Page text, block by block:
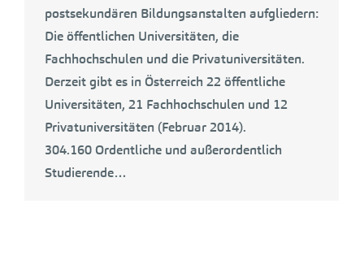
postsekundären Bildungsanstalten aufgliedern:
Die öffentlichen Universitäten, die
Fachhochschulen und die Privatuniversitäten.
Derzeit gibt es in Österreich 22 öffentliche
Universitäten, 21 Fachhochschulen und 12
Privatuniversitäten (Februar 2014).
304.160 Ordentliche und außerordentlich
Studierende…